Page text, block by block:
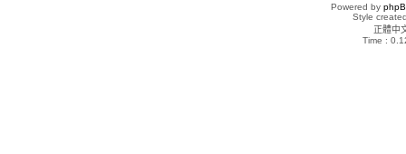
Powered by
Style
正體中
Time :